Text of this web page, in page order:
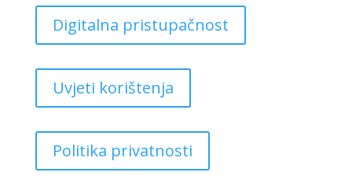
Digitalna pristupačnost
Uvjeti korištenja
Politika privatnosti